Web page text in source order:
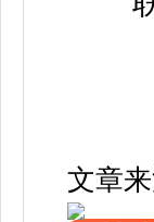
文章